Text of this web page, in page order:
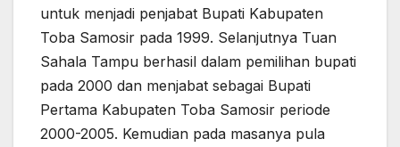
untuk menjadi penjabat Bupati Kabupaten
Toba Samosir pada 1999. Selanjutnya Tuan
Sahala Tampu berhasil dalam pemilihan bupati
pada 2000 dan menjabat sebagai Bupati
Pertama Kabupaten Toba Samosir periode
2000-2005. Kemudian pada masanya pula